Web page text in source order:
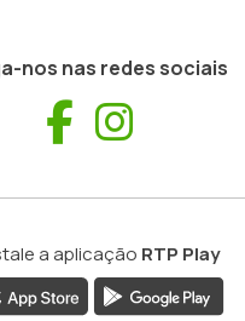
nos nas redes sociais
Facebook
a aplicação RTP Play